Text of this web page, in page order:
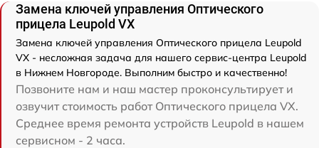
Замена ключей управления Оптического
прицела Leupold VX
Замена ключей управления Оптического прицела Leupold
VX - несложная задача для нашего сервис-центра Leupold
в Нижнем Новгороде. Выполним быстро и качественно!
Позвоните нам и наш мастер проконсультирует и
озвучит стоимость работ Оптического прицела VX.
Среднее время ремонта устройств Leupold в нашем
сервисном - 2 часа.